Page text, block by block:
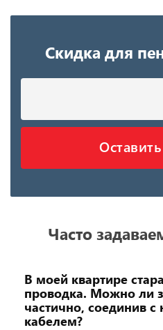
Скидка для
Часто
В моей квартире
проводка. Можно ли
частично, соединив
кабелем?